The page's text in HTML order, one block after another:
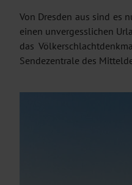
Von Dresden aus sind es
einen unvergesslichen
das
Sendezentrale des